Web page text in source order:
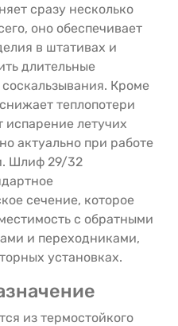
сразу несколько
оно обеспечивает
в штативах и
длительные
Кроме
теплопотери
испарение летучих
актуально при работе
Шлиф 29/32
сечение, которое
с обратными
и переходниками,
установках.
из термостойкого